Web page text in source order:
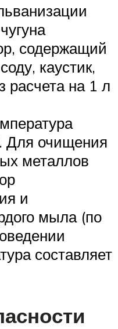
содержащий
каустик,
расчета на 1 л
Для очищения
металлов
и
мыла (по
составляет